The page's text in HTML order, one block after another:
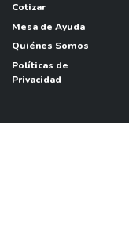
Cotizar
Mesa de Ayuda
Quiénes Somos
Políticas de
Privacidad